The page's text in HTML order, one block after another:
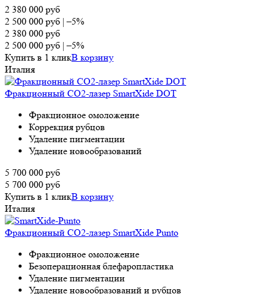
2 380 000 руб
2 500 000 руб |–5%
2 380 000 руб
2 500 000 руб |–5%
Купить в 1 кликВ корзину
Италия
Фракционный СО2-лазер SmartXide DOT
Фракционное омоложение
Коррекция рубцов
Удаление пигментации
Удаление новообразований
5 700 000 руб
5 700 000 руб
Купить в 1 кликВ корзину
Италия
Фракционный СО2-лазер SmartXide Punto
Фракционное омоложение
Безоперационная блефаропластика
Удаление пигментации
Удаление новообразований и рубцов